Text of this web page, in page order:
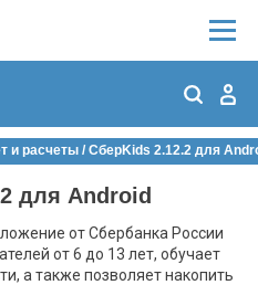
и расчеты / СберKids 2.12.2 для
для Android
от Сбербанка России
от 6 до 13 лет, обучает
а также позволяет накопить